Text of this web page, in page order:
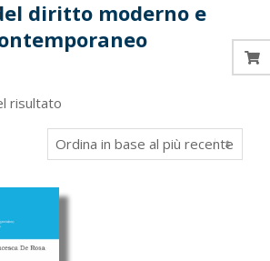
diritto moderno e
risultato